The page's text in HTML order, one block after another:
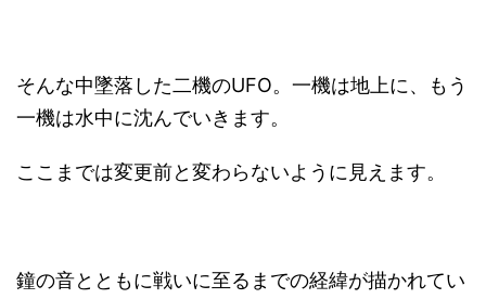
そんな中墜落した二機のUFO。一機は地上に、もう
一機は水中に沈んでいきます。
ここまでは変更前と変わらないように見えます。
鐘の音とともに戦いに至るまでの経緯が描かれてい